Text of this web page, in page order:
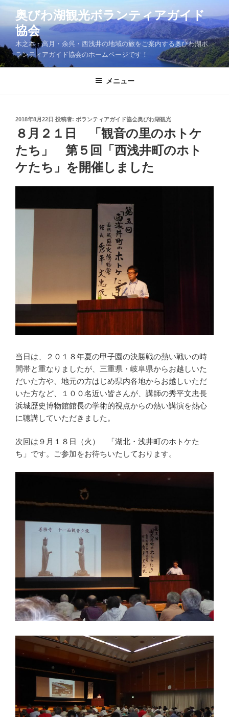
コ
テ
ン
ツ
へ
奥びわ湖観光ボランティアガイド
協会
木之本・高月・余呉・西浅井の地域の旅をご案内する奥びわ湖ボ
ランティアガイド協会のホームページです！
メニュー
投
稿
日:
2018年8月22日 投稿者: ボランティアガイド協会奥びわ湖観光
８月２１日 「観音の里のホトケ
たち」 第５回「西浅井町のホト
ケたち」を開催しました
当日は、２０１８年夏の甲子園の決勝戦の熱い戦いの時
間帯と重なりましたが、三重県・岐阜県からお越しいた
だいた方や、地元の方はじめ県内各地からお越しいただ
いた方など、１００名近い皆さんが、講師の秀平文忠長
浜城歴史博物館館長の学術的視点からの熱い講演を熱心
に聴講していただきました。
次回は９月１８日（火） 「湖北・浅井町のホトケた
ち」です。ご参加をお待ちいたしております。